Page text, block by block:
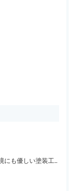
つくば市｜無機塗料で環境にも優しい塗装工事｜M様邸